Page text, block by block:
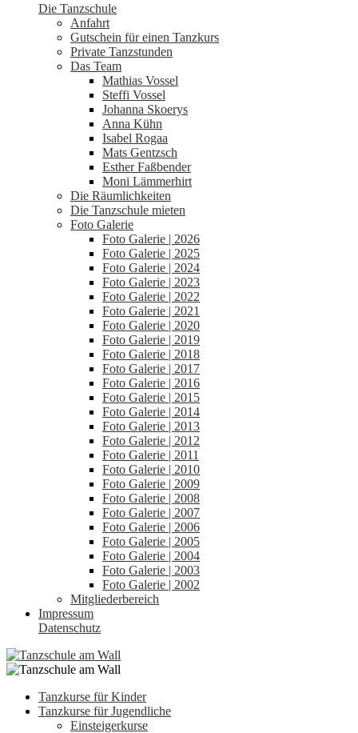
Die Tanzschule
Anfahrt
Gutschein für einen Tanzkurs
Private Tanzstunden
Das Team
Mathias Vossel
Steffi Vossel
Johanna Skoerys
Anna Kühn
Isabel Rogaa
Mats Gentzsch
Esther Faßbender
Moni Lämmerhirt
Die Räumlichkeiten
Die Tanzschule mieten
Foto Galerie
Foto Galerie | 2026
Foto Galerie | 2025
Foto Galerie | 2024
Foto Galerie | 2023
Foto Galerie | 2022
Foto Galerie | 2021
Foto Galerie | 2020
Foto Galerie | 2019
Foto Galerie | 2018
Foto Galerie | 2017
Foto Galerie | 2016
Foto Galerie | 2015
Foto Galerie | 2014
Foto Galerie | 2013
Foto Galerie | 2012
Foto Galerie | 2011
Foto Galerie | 2010
Foto Galerie | 2009
Foto Galerie | 2008
Foto Galerie | 2007
Foto Galerie | 2006
Foto Galerie | 2005
Foto Galerie | 2004
Foto Galerie | 2003
Foto Galerie | 2002
Mitgliederbereich
Impressum
Datenschutz
Tanzkurse für Kinder
Tanzkurse für Jugendliche
Einsteigerkurse